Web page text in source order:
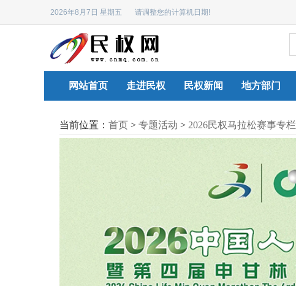
2026年8月7日 星期五 请调整您的计算机日期!
网站首页 走进民权 民权新闻 地方部门
当前位置： 首页 > 专题活动 > 2026民权马拉松赛事专栏